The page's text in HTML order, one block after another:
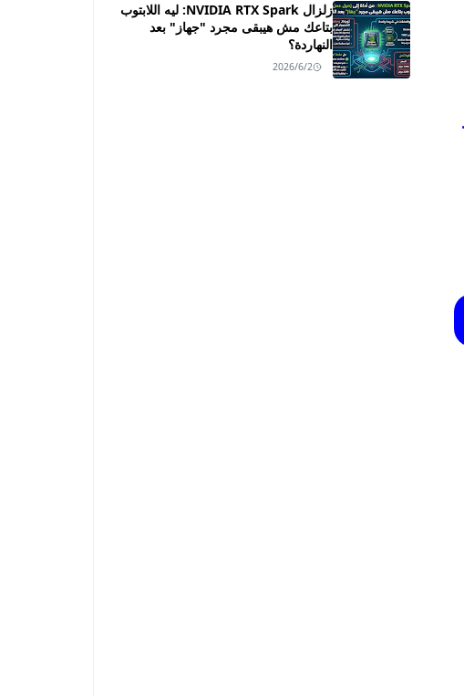
زلزال NVIDIA RTX Spark: ليه اللابتوب
بتاعك مش هيبقى مجرد "جهاز" بعد
النهاردة؟
2026/6/2